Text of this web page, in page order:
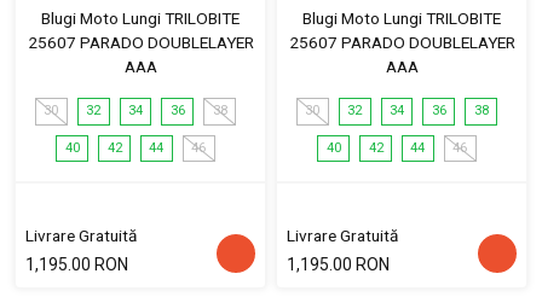
Blugi Moto Lungi TRILOBITE
25607 PARADO DOUBLELAYER
AAA
30 32 34 36 38
40 42 44 46
Livrare Gratuită
1,195.00 RON
Blugi Moto Lungi TRILOBITE
25607 PARADO DOUBLELAYER
AAA
30 32 34 36 38
40 42 44 46
Livrare Gratuită
1,195.00 RON